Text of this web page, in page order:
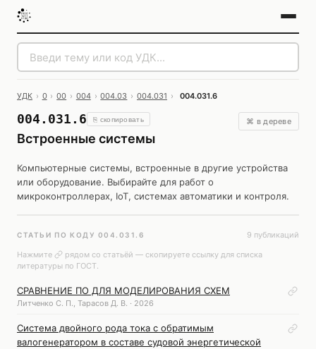
УДК › 0 › 00 › 004 › 004.03 › 004.031 › 004.031.6
004.031.6 ⎘ скопировать
Встроенные системы
⌘ в дереве
Компьютерные системы, встроенные в другие устройства
или оборудование. Выбирайте для работ о
микроконтроллерах, IoT, системах автоматики и контроля.
СТАТЬИ ПО КОДУ 004.031.6
9 публикаций
Нажмите
рядом со статьёй — скопируете ссылку для списка
литературы по ГОСТ.
СРАВНЕНИЕ ПО ДЛЯ МОДЕЛИРОВАНИЯ СХЕМ
Литченко С. П., Тарасов Д. В. · 2026
Система двойного рода тока с обратимым
валогенератором в составе судовой энергетической